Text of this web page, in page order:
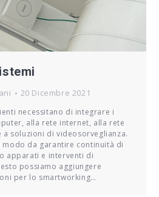
20 Dicembre 2021
necessitano di integrare i
alla rete internet, alla rete
a soluzioni di videosorveglianza.
da garantire continuità di
apparati e interventi di
possiamo aggiungere
per lo smartworking…